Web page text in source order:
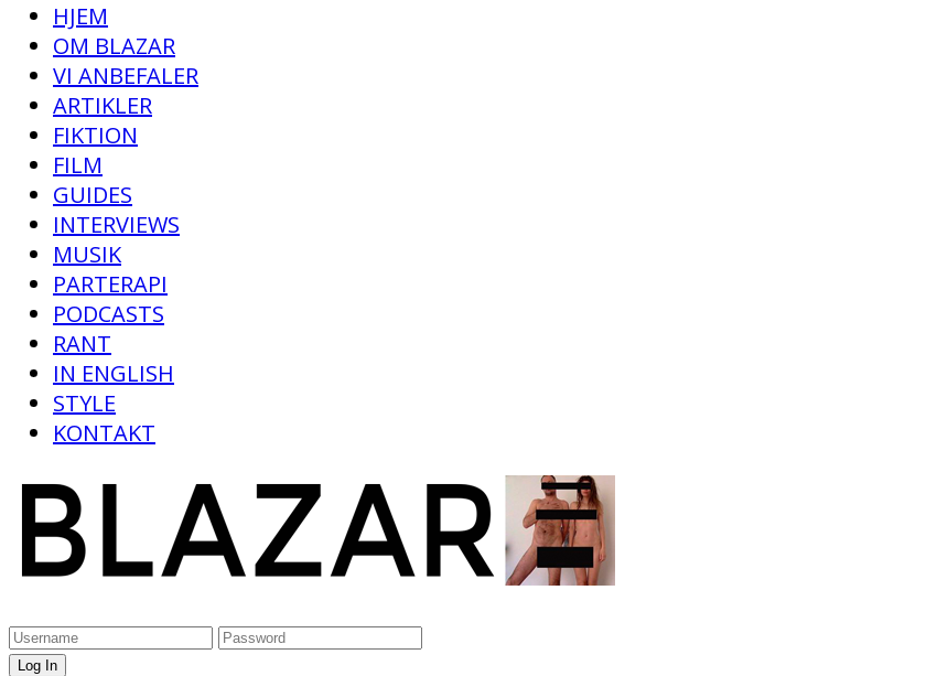
HJEM
OM BLAZAR
VI ANBEFALER
ARTIKLER
FIKTION
FILM
GUIDES
INTERVIEWS
MUSIK
PARTERAPI
PODCASTS
RANT
IN ENGLISH
STYLE
KONTAKT